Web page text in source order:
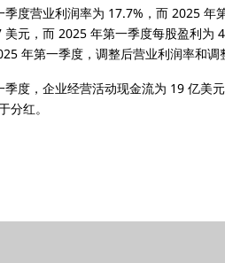
季度营业利润率为 17.7%，而 2025
美元，而 2025 年第一季度每股盈利为
年第一季度，调整后营业利润率和调
季度，企业经营活动现金流为 19 亿美
分红。